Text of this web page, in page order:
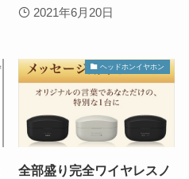
2021年6月20日
ヘッドホンイヤホン
全部盛り完全ワイヤレスノ